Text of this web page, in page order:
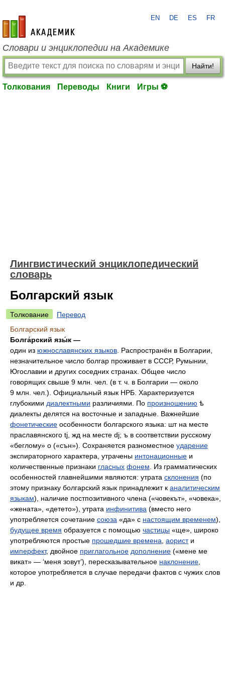
academic.ru
EN DE ES FR
Словари и энциклопедии на Академике
Найти!
Толкования Переводы Книги Игры ⚽
Лингвистический энциклопедический
словарь
Болгарский язык
Толкование
Перевод
Болгарский язык
Болга́рский язы́к —
один из южнославянских языков . Распространён в Болгарии,
незначительное число болгар проживает в СССР, Румынии,
Югославии и других соседних странах. Общее число
говорящих свыше 9 млн. чел. (в т. ч. в Болгарии — около
9 млн. чел.). Официальный язык НРБ. Характеризуется
глубокими диалектными различиями. По произношению ѣ
диалекты делятся на восточные и западные. Важнейшие
фонетические особенности болгарского языка: шт на месте
праславянского tj, жд на месте dj; ъ в соответствии русскому
«беглому» о («сън»). Сохраняется разноместное ударение
экспираторного характера, утрачены интонационные и
количественные признаки гласных фонем . Из грамматических
особенностей главнейшими являются: утрата склонения (по
этому признаку болгарский язык принадлежит к аналитическим
языкам), наличие постпозитивного члена («човекът», «човека»,
«жената», «детето»), утрата инфинитива (вместо него
употребляется сочетание союза «да» с настоящим временем),
будущее время образуется с помощью частицы «ще» , широко
употребляются простые прошедшие времена аористи
имперфект, двойное приглагольное дополнение («мене ме
викат» — ‘меня зовут’), пересказывательное наклонение
которое употребляется в случае передачи фактов с чужих слов
и др.